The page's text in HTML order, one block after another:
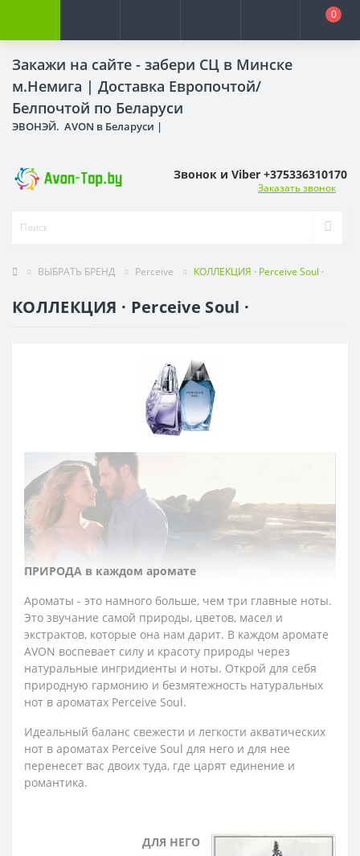
Закажи на сайте - забери СЦ в Минске
м.Немига | Доставка Европочтой/
Белпочтой по Беларуси
ЭВОНЭЙ. AVON в Беларуси |
0
Звонок и Viber +375336310170
Заказать звонок
ВЫБРАТЬ БРЕНД Perceive КОЛЛЕКЦИЯ · Perceive Soul ·
КОЛЛЕКЦИЯ · Perceive Soul ·
ПРИРОДА в каждом аромате
Ароматы - это намного больше, чем три главные ноты.
Это звучание самой природы, цветов, масел и
экстрактов, которые она нам дарит. В каждом аромате
AVON воспевает силу и красоту природы через
натуральные ингридиенты и ноты. Открой для себя
природную гармонию и безмятежность натуральных
нот в ароматах Perceive Soul.
Идеальный баланс свежести и легкости акватических
нот в ароматах Perceive Soul для него и для нее
перенесет вас двоих туда, где царят единение и
романтика.
ДЛЯ НЕГО